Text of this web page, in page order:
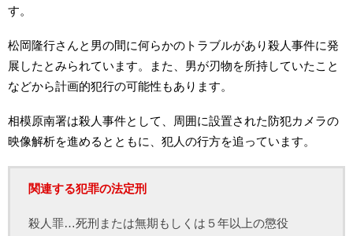
す。
松岡隆行さんと男の間に何らかのトラブルがあり殺人事件に発
展したとみられています。また、男が刃物を所持していたこと
などから計画的犯行の可能性もあります。
相模原南署は殺人事件として、周囲に設置された防犯カメラの
映像解析を進めるとともに、犯人の行方を追っています。
関連する犯罪の法定刑
殺人罪…死刑または無期もしくは５年以上の懲役